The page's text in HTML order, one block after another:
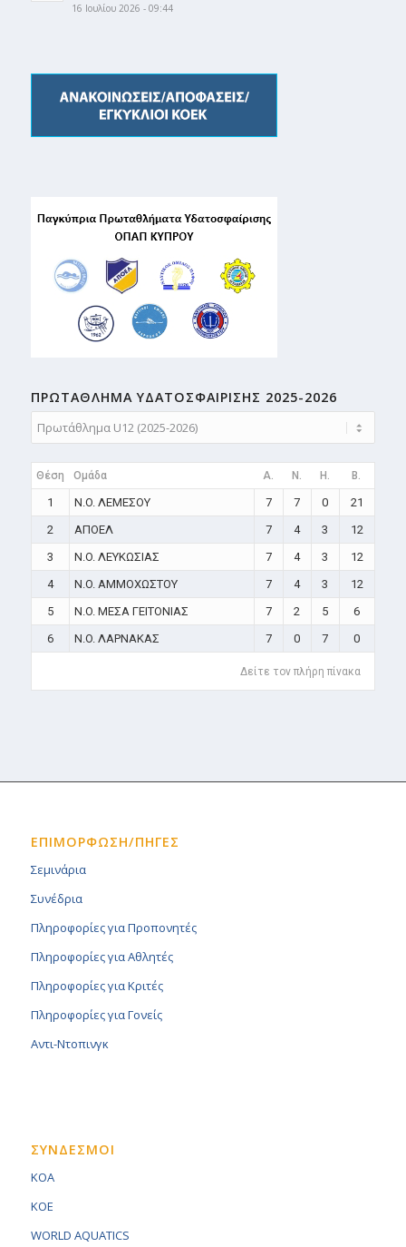
16 Ιουλίου 2026 - 09:44
ΠΡΩΤΑΘΛΗMA ΥΔΑΤΟΣΦΑΙΡΙΣΗΣ 2025-2026
Θέση Ομάδα A. N. H. B.
1 N.O. ΛΕΜΕΣΟΥ 7 7 0
21
2
ΑΠΟΕΛ 7 4 3
12
3
N.O. ΛΕΥΚΩΣΙΑΣ 7 4 3
12
4
N.O. ΑΜΜΟΧΩΣΤΟΥ 7 4 3
12
5
N.O. ΜΕΣΑ ΓΕΙΤΟΝΙΑΣ 7 2 5
6
6
N.O. ΛΑΡΝΑΚΑΣ 7 0 7 0
Δείτε τον πλήρη πίνακα
ΕΠΙΜΟΡΦΩΣΗ/ΠΗΓΕΣ
Σεμινάρια
Συνέδρια
Πληροφορίες για Προπονητές
Πληροφορίες για Αθλητές
Πληροφορίες για Κριτές
Πληροφορίες για Γονείς
Αντι-Ντοπινγκ
ΣΥΝΔΕΣΜΟΙ
KOA
KOE
WORLD AQUATICS